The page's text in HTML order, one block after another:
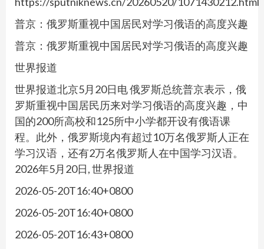
普京：俄罗斯重视中国居民对学习俄语的高度兴趣
普京：俄罗斯重视中国居民对学习俄语的高度兴趣
世界报道
世界报道北京5月20日电 俄罗斯总统普京表示，俄
罗斯重视中国居民历来对学习俄语的高度兴趣，中
国的200所高校和125所中小学都开设有俄语课
程。此外，俄罗斯境内有超过10万名俄罗斯人正在
学习汉语，还有2万名俄罗斯人在中国学习汉语。
2026年5月20日, 世界报道
2026-05-20T16:40+0800
2026-05-20T16:40+0800
2026-05-20T16:43+0800